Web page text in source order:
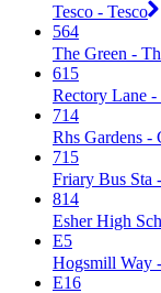
Tesco - Tesco
564
The Green -
615
Rectory Lane
714
Rhs Gardens -
715
Friary Bus Sta
814
Esher High
E5
Hogsmill Way
E16